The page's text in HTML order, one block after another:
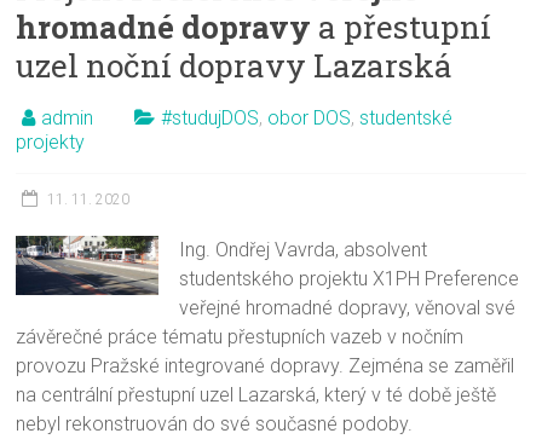
hromadné dopravy a přestupní
uzel noční dopravy Lazarská
admin #studujDOS, obor DOS,studentské
projekty
11. 11. 2020
Ing. Ondřej Vavrda, absolvent
studentského projektu X1PH Preference
veřejné hromadné dopravy, věnoval své
závěrečné práce tématu přestupních vazeb v nočním
provozu Pražské integrované dopravy. Zejména se zaměřil
na centrální přestupní uzel Lazarská, který v té době ještě
nebyl rekonstruován do své současné podoby.